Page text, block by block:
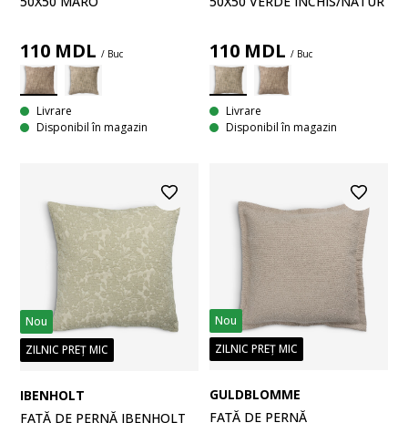
110 MDL / Buc
Livrare
Disponibil în magazin
110 MDL / Buc
Livrare
Disponibil în magazin
Nou
ZILNIC PREȚ MIC
IBENHOLT
FAȚĂ DE PERNĂ IBENHOLT
Nou
ZILNIC PREȚ MIC
GULDBLOMME
FAȚĂ DE PERNĂ